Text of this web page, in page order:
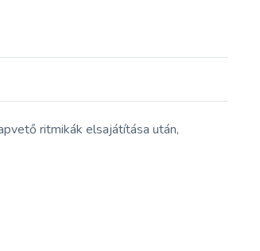
ritmikák elsajátítása után,